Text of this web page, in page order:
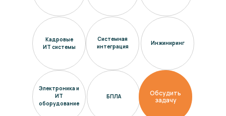
Кадровые
ИТ системы
Электроника и
ИТ
оборудование
БПЛА
Обсудить
задачу
Системная
интеграция
Инжиниринг